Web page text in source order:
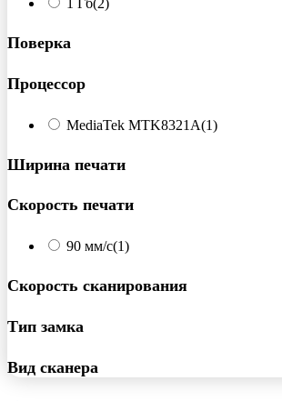
Поверка
Процессор
MediaTek MTK8321A(1)
Ширина печати
Скорость печати
90 мм/с(1)
Скорость сканирования
Тип замка
Вид сканера